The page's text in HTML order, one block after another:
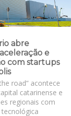
abre
e
com startups
road” acontece
catarinense e
regionais com